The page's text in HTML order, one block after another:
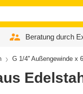
Beratung durch
G 1/4'' Außengewinde x